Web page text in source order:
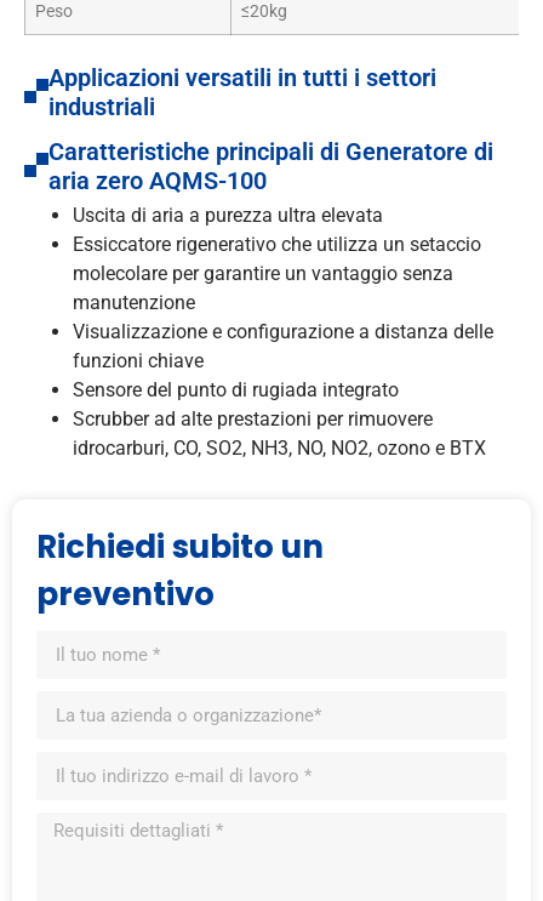
Peso ≤20kg
Applicazioni versatili in tutti i settori
industriali
Caratteristiche principali di Generatore di
aria zero AQMS-100
Uscita di aria a purezza ultra elevata
Essiccatore rigenerativo che utilizza un setaccio
molecolare per garantire un vantaggio senza
manutenzione
Visualizzazione e configurazione a distanza delle
funzioni chiave
Sensore del punto di rugiada integrato
Scrubber ad alte prestazioni per rimuovere
idrocarburi, CO, SO2, NH3, NO, NO2, ozono e BTX
Richiedi subito un
preventivo